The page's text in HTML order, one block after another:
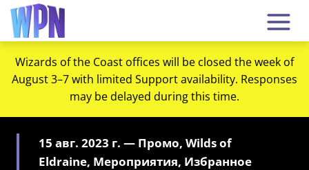
Wizards of the Coast offices will be closed the week of
August 3–7 with limited Support availability. Responses
may be delayed during this time.
15 авг. 2023 г. — Промо, Wilds of
Eldraine, Мероприятия, Избранное